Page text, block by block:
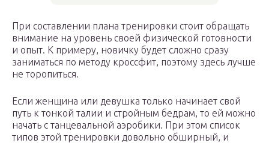
При составлении плана тренировки стоит обращать
внимание на уровень своей физической готовности
и опыт. К примеру, новичку будет сложно сразу
заниматься по методу кроссфит, поэтому здесь лучше
не торопиться.
Если женщина или девушка только начинает свой
путь к тонкой талии и стройным бедрам, то ей можно
начать с танцевальной аэробики. При этом список
типов этой тренировки довольно обширный, и